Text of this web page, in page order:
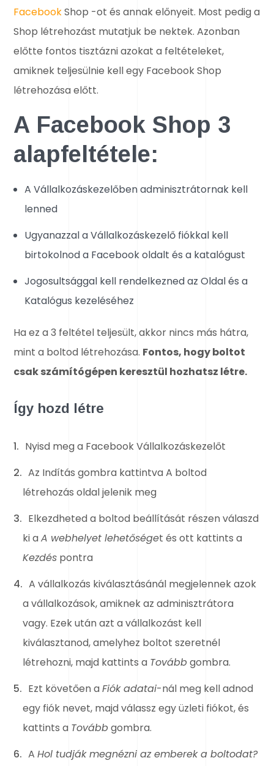
FacebookShop -ot és annak előnyeit. Most pedig a
Shop létrehozást mutatjuk be nektek. Azonban
előtte fontos tisztázni azokat a feltételeket,
amiknek teljesülnie kell egy Facebook Shop
létrehozása előtt.
A Facebook Shop 3
alapfeltétele:
A Vállalkozáskezelőben adminisztrátornak kell
lenned
Ugyanazzal a Vállalkozáskezelő fiókkal kell
birtokolnod a Facebook oldalt és a katalógust
Jogosultsággal kell rendelkezned az Oldal és a
Katalógus kezeléséhez
Ha ez a 3 feltétel teljesült, akkor nincs más hátra,
mint a boltod létrehozása. Fontos, hogy boltot
csak számítógépen keresztül hozhatsz létre.
Így hozd létre
Nyisd meg a Facebook Vállalkozáskezelőt
Az Indítás gombra kattintva A boltod
létrehozás oldal jelenik meg
Elkezdheted a boltod beállítását részen válaszd
ki aA webhelyet lehetőséget és ott kattints a
Kezdéspontra
A vállalkozás kiválasztásánál megjelennek azok
a vállalkozások, amiknek az adminisztrátora
vagy. Ezek után azt a vállalkozást kell
kiválasztanod, amelyhez boltot szeretnél
létrehozni, majd kattints a Továbbgombra.
Ezt követően aFiók adatai-nál meg kell adnod
egy fiók nevet, majd válassz egy üzleti fiókot, és
kattints a Továbbgombra.
AHol tudják megnézni az emberek a boltodat?